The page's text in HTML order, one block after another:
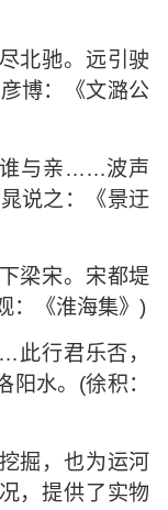
北驰。远引驶
博：《文潞公
与亲……波声
说之：《景迂
梁宋。宋都堤
：《淮海集》)
行君乐否，
水。(徐积：
掘，也为运河
，提供了实物